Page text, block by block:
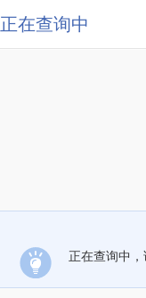
正在查询中
正在查询中